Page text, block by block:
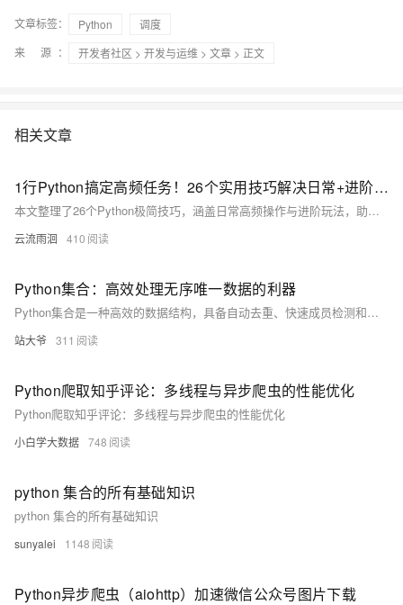
文章标签： Python
调度
来 源：
开发者社区 > 开发与运维 > 文章 > 正文
相关文章
1行Python搞定高频任务！26个实用技巧解决日常+进阶需求
本文整理了26个Python极简技巧，涵盖日常高频操作与进阶玩法，助你用最少代码高效解决问题，提升编程效率。适合各阶段Python学习者参考。
云流雨洄 410
Python集合：高效处理无序唯一数据的利器
Python集合是一种高效的数据结构，具备自动去重、快速成员检测和无序性等特点，适用于数据去重、集合运算和性能优化等场景。本文通过实例详解其用法与技巧。
站大爷 311
Python爬取知乎评论：多线程与异步爬虫的性能优化
Python爬取知乎评论：多线程与异步爬虫的性能优化
小白学大数据 748
python 集合的所有基础知识
python 集合的所有基础知识
sunyalei 1148
Python异步爬虫（aiohttp）加速微信公众号图片下载